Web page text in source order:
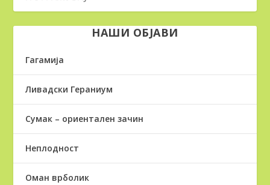
НАШИ ОБЈАВИ
Гагамија
Ливадски Гераниум
Сумак – ориентален зачин
Неплодност
Оман врболик